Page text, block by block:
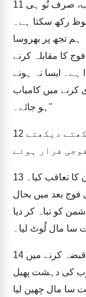
11
رکھ سکتا ہے۔
ہم تجھ پر بھروسا
کا مقابلہ کرنے
ہے۔ ایسا نہ ہونے
میں کامیاب
ہو جائے۔"
12
13
بعد میں بحال
کو تباہ کر دیا
سا مال لُوٹ لیا۔
14
رب کی دہشت پھیل
سا مال چھین لیا